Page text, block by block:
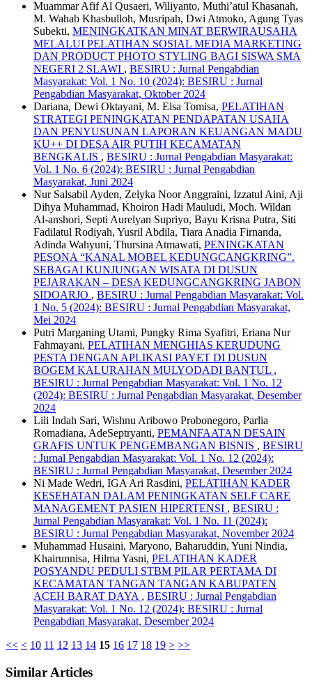
Muammar Afif Al Qusaeri, Wiliyanto, Muthi’atul Khasanah,
M. Wahab Khasbulloh, Musripah, Dwi Atmoko, Agung Tyas
Subekti, MENINGKATKAN MINAT BERWIRAUSAHA
MELALUI PELATIHAN SOSIAL MEDIA MARKETING
DAN PRODUCT PHOTO STYLING BAGI SISWA SMA
NEGERI 2 SLAWI , BESIRU : Jurnal Pengabdian
Masyarakat: Vol. 1 No. 10 (2024): BESIRU : Jurnal
Pengabdian Masyarakat, Oktober 2024
Dariana, Dewi Oktayani, M. Elsa Tomisa, PELATIHAN
STRATEGI PENINGKATAN PENDAPATAN USAHA
DAN PENYUSUNAN LAPORAN KEUANGAN MADU
KU++ DI DESA AIR PUTIH KECAMATAN
BENGKALIS , BESIRU : Jurnal Pengabdian Masyarakat:
Vol. 1 No. 6 (2024): BESIRU : Jurnal Pengabdian
Masyarakat, Juni 2024
Nur Salsabil Ayden, Zelyka Noor Anggraini, Izzatul Aini, Aji
Dihya Muhammad, Khoiron Hadi Mauludi, Moch. Wildan
Al-anshori, Septi Aurelyan Supriyo, Bayu Krisna Putra, Siti
Fadilatul Rodiyah, Yusril Abdila, Tiara Anadia Firnanda,
Adinda Wahyuni, Thursina Atmawati, PENINGKATAN
PESONA “KANAL MOBEL KEDUNGCANGKRING”.
SEBAGAI KUNJUNGAN WISATA DI DUSUN
PEJARAKAN – DESA KEDUNGCANGKRING JABON
SIDOARJO , BESIRU : Jurnal Pengabdian Masyarakat: Vol.
1 No. 5 (2024): BESIRU : Jurnal Pengabdian Masyarakat,
Mei 2024
Putri Marganing Utami, Pungky Rima Syafitri, Eriana Nur
Fahmayani, PELATIHAN MENGHIAS KERUDUNG
PESTA DENGAN APLIKASI PAYET DI DUSUN
BOGEM KALURAHAN MULYODADI BANTUL ,
BESIRU : Jurnal Pengabdian Masyarakat: Vol. 1 No. 12
(2024): BESIRU : Jurnal Pengabdian Masyarakat, Desember
2024
Lili Indah Sari, Wishnu Aribowo Probonegoro, Parlia
Romadiana, AdeSeptryanti, PEMANFAATAN DESAIN
GRAFIS UNTUK PENGEMBANGAN BISNIS , BESIRU
: Jurnal Pengabdian Masyarakat: Vol. 1 No. 12 (2024):
BESIRU : Jurnal Pengabdian Masyarakat, Desember 2024
Ni Made Wedri, IGA Ari Rasdini, PELATIHAN KADER
KESEHATAN DALAM PENINGKATAN SELF CARE
MANAGEMENT PASIEN HIPERTENSI , BESIRU :
Jurnal Pengabdian Masyarakat: Vol. 1 No. 11 (2024):
BESIRU : Jurnal Pengabdian Masyarakat, November 2024
Muhammad Husaini, Maryono, Baharuddin, Yuni Nindia,
Khairunnisa, Hilma Yasni, PELATIHAN KADER
POSYANDU PEDULI STBM PILAR PERTAMA DI
KECAMATAN TANGAN TANGAN KABUPATEN
ACEH BARAT DAYA , BESIRU : Jurnal Pengabdian
Masyarakat: Vol. 1 No. 12 (2024): BESIRU : Jurnal
Pengabdian Masyarakat, Desember 2024
<< < 10 11 12 13 14 15 16 17 18 19 > >>
Similar Articles